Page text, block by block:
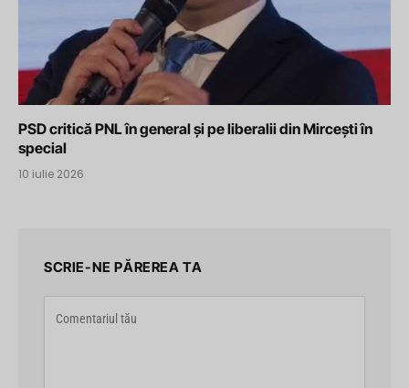
PSD critică PNL în general și pe liberalii din Mircești în
special
10 iulie 2026
SCRIE-NE PĂREREA TA